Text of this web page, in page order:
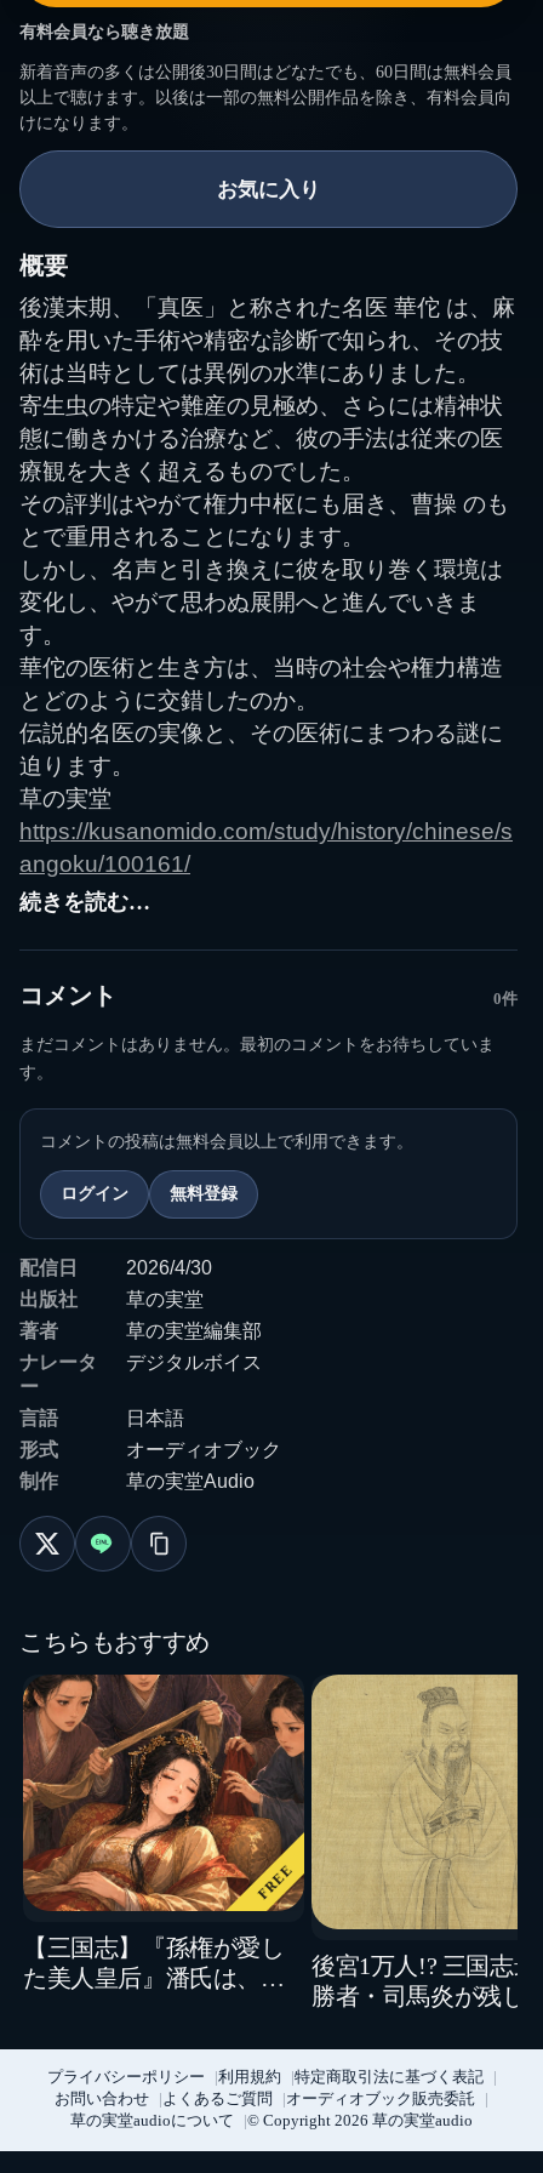
有料会員なら聴き放題
新着音声の多くは公開後30日間はどなたでも、60日間は無料会員
以上で聴けます。以後は一部の無料公開作品を除き、有料会員向
けになります。
お気に入り
概要
後漢末期、「真医」と称された名医 華佗 は、麻
酔を用いた手術や精密な診断で知られ、その技
術は当時としては異例の水準にありました。
寄生虫の特定や難産の見極め、さらには精神状
態に働きかける治療など、彼の手法は従来の医
療観を大きく超えるものでした。
その評判はやがて権力中枢にも届き、曹操 のも
とで重用されることになります。
しかし、名声と引き換えに彼を取り巻く環境は
変化し、やがて思わぬ展開へと進んでいきま
す。
華佗の医術と生き方は、当時の社会や権力構造
とどのように交錯したのか。
伝説的名医の実像と、その医術にまつわる謎に
迫ります。
草の実堂
https://kusanomido.com/study/history/chinese/s
angoku/100161/
続きを読む…
コメント 0件
まだコメントはありません。最初のコメントをお待ちしていま
す。
コメントの投稿は無料会員以上で利用できます。
ログイン 無料登録
配信日
2026/4/30
出版社
草の実堂
著者
草の実堂編集部
ナレータ
ー
デジタルボイス
言語
日本語
形式
オーディオブック
制作
草の実堂Audio
こちらもおすすめ
FREE
【三国志】『孫権が愛し
た美人皇后』潘氏は、な
後宮1万人!? 三国志
勝者・司馬炎が残し
プライバシーポリシー 利用規約
特定商取引法に基づく表記
お問い合わせ
よくあるご質問
オーディオブック販売委託
草の実堂audioについて
© Copyright 2026 草の実堂audio